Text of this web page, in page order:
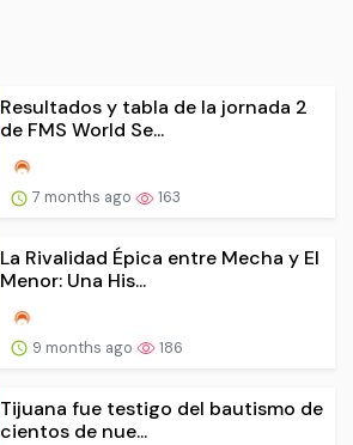
Resultados y tabla de la jornada 2
de FMS World Se...
7 months ago 163
La Rivalidad Épica entre Mecha y El
Menor: Una His...
9 months ago 186
Tijuana fue testigo del bautismo de
cientos de nue...